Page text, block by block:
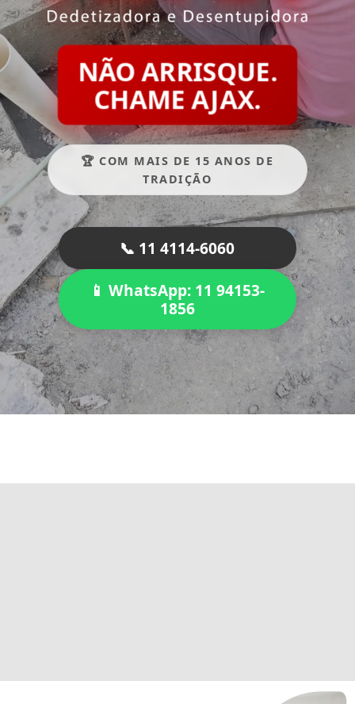
NÃO ARRISQUE.
CHAME AJAX.
🏆 COM MAIS DE 15 ANOS DE
TRADIÇÃO
📞 11 4114-6060
📱 WhatsApp: 11 94153-
1856